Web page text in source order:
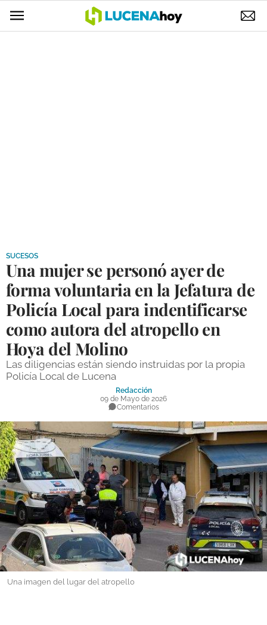
DEPORTES
COMPETICIONES
DEPORTE BASE
OPINIÓN
VENTANA CIUDADANA
PROVINCIA
SUBBÉTICA HOY
SALUD
OBRAS
NECROLÓGICAS
GALERÍAS
SUCESOS
Una mujer se personó ayer de
forma voluntaria en la Jefatura de
Policía Local para indentificarse
como autora del atropello en
Hoya del Molino
Las diligencias están siendo instruidas por la propia
Policía Local de Lucena
Redacción
09 de Mayo de 2026
Comentarios
Una imagen del lugar del atropello